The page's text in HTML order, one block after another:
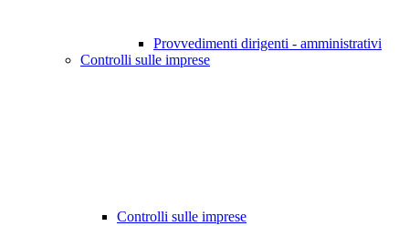
Provvedimenti dirigenti - amministrativi
Controlli sulle imprese
Controlli sulle imprese